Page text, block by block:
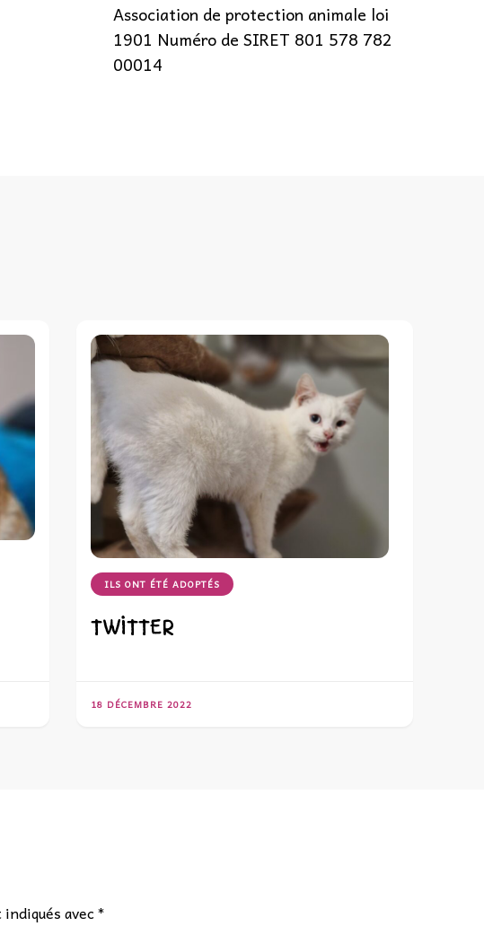
Association de protection animale loi
1901 Numéro de SIRET 801 578 782
00014
ILS ONT ÉTÉ ADOPTÉS
TWITTER
18 DÉCEMBRE 2022
avec*